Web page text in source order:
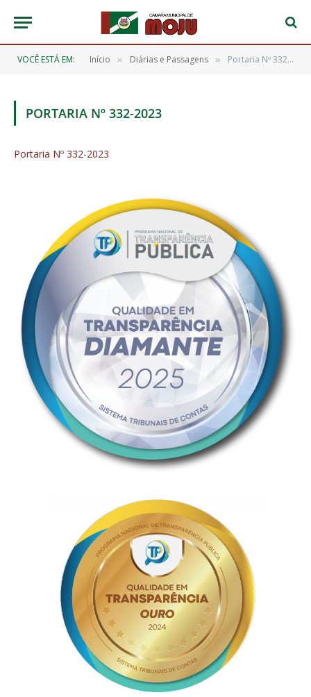
VOCÊ ESTÁ EM: Início » Diárias e Passagens » Portaria Nº 332-2023
PORTARIA Nº 332-2023
Portaria Nº 332-2023